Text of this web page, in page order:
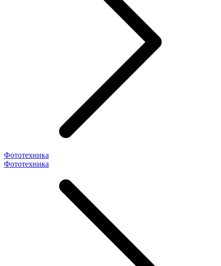
Фототехника
Фототехника